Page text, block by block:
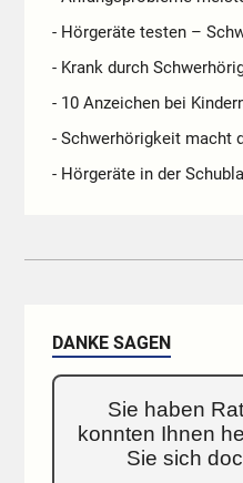
- Hörgeräte testen –
- Krank durch
- 10 Anzeichen bei
- Schwerhörigkeit macht
- Hörgeräte in der
DANKE SAGEN
Sie haben
konnten Ihnen
Sie sich